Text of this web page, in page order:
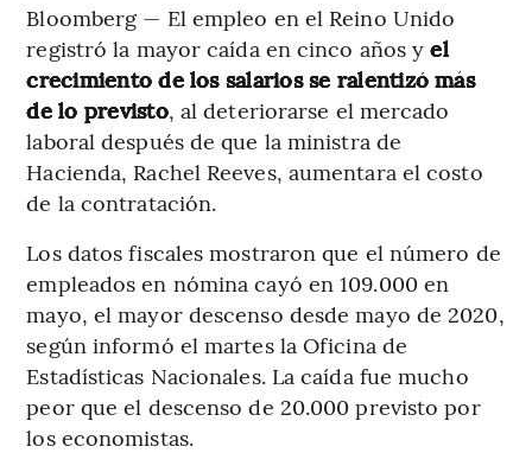
Bloomberg — El empleo en el Reino Unido
registró la mayor caída en cinco años yel
crecimiento de los salarios se ralentizó más
de lo previsto, al deteriorarse el mercado
laboral después de que la ministra de
Hacienda, Rachel Reeves, aumentara el costo
de la contratación.
Los datos fiscales mostraron que el número de
empleados en nómina cayó en 109.000 en
mayo, el mayor descenso desde mayo de 2020,
según informó el martes la Oficina de
Estadísticas Nacionales. La caída fue mucho
peor que el descenso de 20.000 previsto por
los economistas.